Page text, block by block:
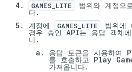
GAMES_LITE 범위와 계정으
다.
계정에
GAMES_LITE 범위에
경우 승인 API는 응답 객체
다.
응답 토큰을 사용하여
를 호출하고 Play
가져옵니다.